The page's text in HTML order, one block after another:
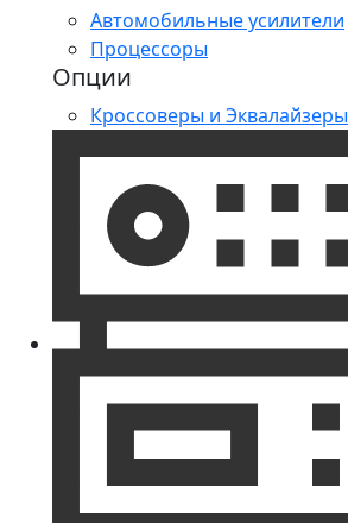
Автомобильные усилители
Процессоры
Опции
Кроссоверы и Эквалайзеры